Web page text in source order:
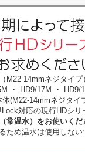
M22 14mmネジタイプ
・ HD9/17M ・ HD9/
(M22-14mmネジタイ
対応の現行HDシリ
常温水）をお使いくだ
め温水は使用しない